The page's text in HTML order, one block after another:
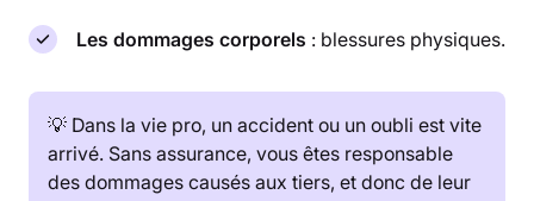
Les dommages corporels : blessures physiques.
💡 Dans la vie pro, un accident ou un oubli est vite
arrivé. Sans assurance, vous êtes responsable
des dommages causés aux tiers, et donc de leur